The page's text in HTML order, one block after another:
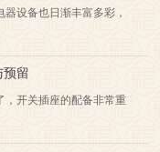
设备也日渐丰富多彩，
预留
，开关插座的配备非常重